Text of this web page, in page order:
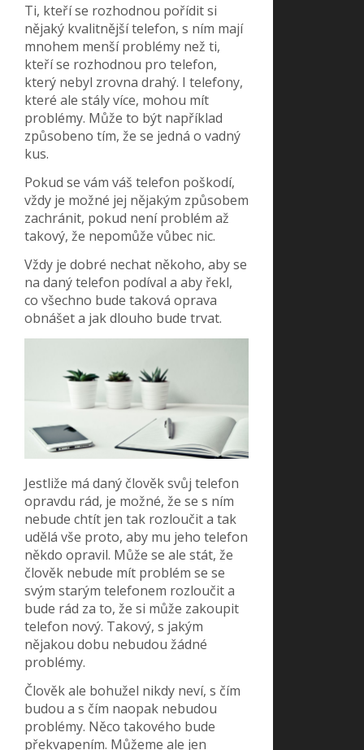
Ti, kteří se rozhodnou pořídit si
nějaký kvalitnější telefon, s ním mají
mnohem menší problémy než ti,
kteří se rozhodnou pro telefon,
který nebyl zrovna drahý. I telefony,
které ale stály více, mohou mít
problémy. Může to být například
způsobeno tím, že se jedná o vadný
kus.
Pokud se vám váš telefon poškodí,
vždy je možné jej nějakým způsobem
zachránit, pokud není problém až
takový, že nepomůže vůbec nic.
Vždy je dobré nechat někoho, aby se
na daný telefon podíval a aby řekl,
co všechno bude taková oprava
obnášet a jak dlouho bude trvat.
Jestliže má daný člověk svůj telefon
opravdu rád, je možné, že se s ním
nebude chtít jen tak rozloučit a tak
udělá vše proto, aby mu jeho telefon
někdo opravil. Může se ale stát, že
člověk nebude mít problém se se
svým starým telefonem rozloučit a
bude rád za to, že si může zakoupit
telefon nový. Takový, s jakým
nějakou dobu nebudou žádné
problémy.
Člověk ale bohužel nikdy neví, s čím
budou a s čím naopak nebudou
problémy. Něco takového bude
překvapením. Můžeme ale jen